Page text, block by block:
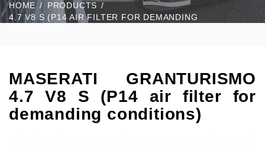
HOME
PRODUCTS
4.7 V8 S (P14 AIR FILTER FOR DEMANDING
MASERATI GRANTURISMO
4.7 V8 S (P14 air filter for
demanding conditions)